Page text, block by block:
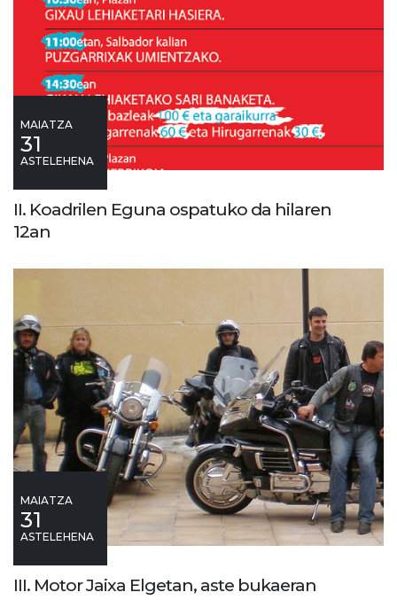
MAIATZA
31
ASTELEHENA
II. Koadrilen Eguna ospatuko da hilaren
12an
MAIATZA
31
ASTELEHENA
III. Motor Jaixa Elgetan, aste bukaeran